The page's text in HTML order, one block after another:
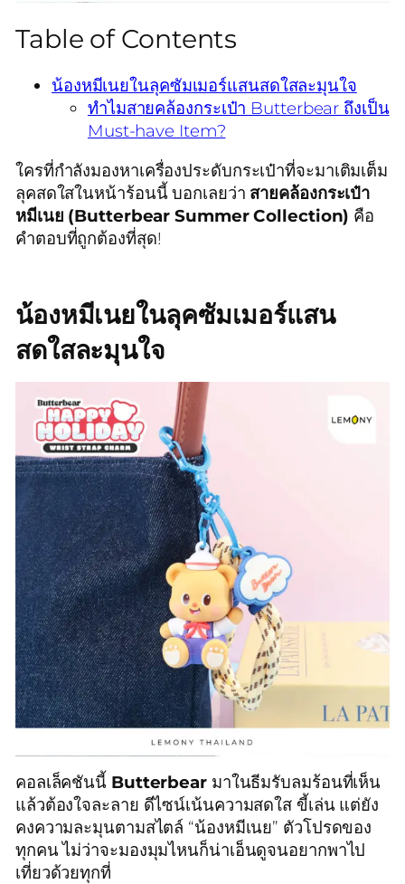
Table of Contents
น้องหมีเนยในลุคซัมเมอร์แสนสดใสละมุนใจ
ทำไมสายคล้องกระเป๋า Butterbear ถึงเป็น
Must-have Item?
ใครที่กำลังมองหาเครื่องประดับกระเป๋าที่จะมาเติมเต็ม
ลุคสดใสในหน้าร้อนนี้ บอกเลยว่า สายคล้องกระเป๋า
หมีเนย (Butterbear Summer Collection) คือ
คำตอบที่ถูกต้องที่สุด!
น้องหมีเนยในลุคซัมเมอร์แสน
สดใสละมุนใจ
คอลเล็คชันนี้ Butterbearมาในธีมรับลมร้อนที่เห็น
แล้วต้องใจละลาย ดีไซน์เน้นความสดใส ขี้เล่น แต่ยัง
คงความละมุนตามสไตล์ “น้องหมีเนย” ตัวโปรดของ
ทุกคน ไม่ว่าจะมองมุมไหนก็น่าเอ็นดูจนอยากพาไป
เที่ยวด้วยทุกที่